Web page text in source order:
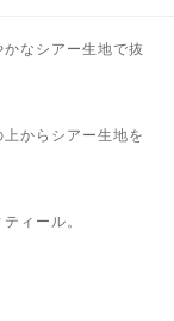
なシアー生地で抜
からシアー生地を
ィール。